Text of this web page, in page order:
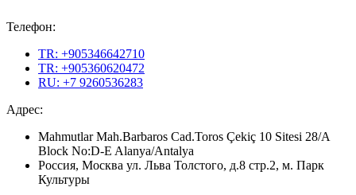
Телефон:
TR: +905346642710
TR: +905360620472
RU: +7 9260536283
Адрес:
Mahmutlar Mah.Barbaros Cad.Toros Çekiç 10 Sitesi 28/A
Block No:D-E Alanya/Antalya
Россия, Москва ул. Льва Толстого, д.8 стр.2, м. Парк
Культуры